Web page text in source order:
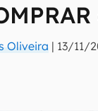
Oliveira | 13/11/
mundo tech!
e receba notícias